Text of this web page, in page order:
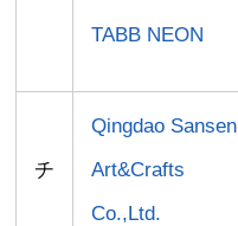
TABB NEON
チ
Qingdao Sansen
Art&Crafts
Co.,Ltd.